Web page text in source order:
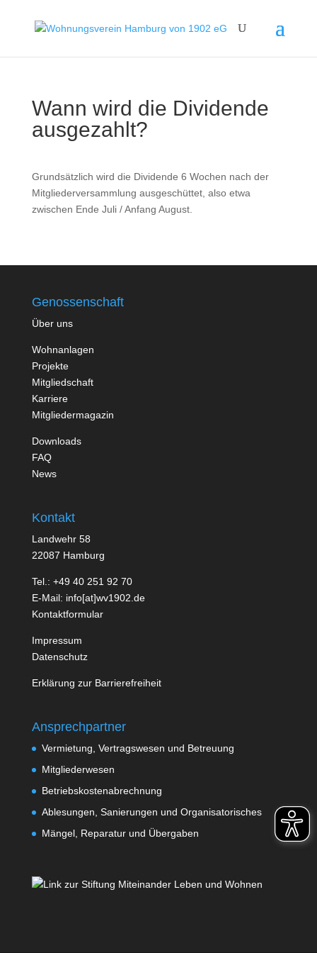
Wann wird die Dividende
ausgezahlt?
Grundsätzlich wird die Dividende 6 Wochen nach der
Mitgliederversammlung ausgeschüttet, also etwa
zwischen Ende Juli / Anfang August.
Genossenschaft
Über uns
Wohnanlagen
Projekte
Mitgliedschaft
Karriere
Mitgliedermagazin
Downloads
FAQ
News
Kontakt
Landwehr 58
22087 Hamburg
Tel.: +49 40 251 92 70
E-Mail: info[at]wv1902.de
Kontaktformular
Impressum
Datenschutz
Erklärung zur Barrierefreiheit
Ansprechpartner
Vermietung, Vertragswesen und Betreuung
Mitgliederwesen
Betriebskostenabrechnung
Ablesungen, Sanierungen und Organisatorisches
Mängel, Reparatur und Übergaben